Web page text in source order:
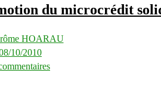
du microcrédit
HOARAU
10/2010
Rencontres